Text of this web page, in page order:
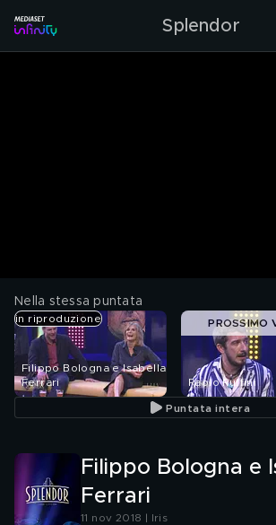
Splendor
Nella stessa puntata
in riproduzione
Filippo Bologna e Isabella
Ferrari
Paolo Ruffini
PROSSIMO
Puntata intera
Filippo Bologna e
Ferrari
11 nov 2018 | Iris